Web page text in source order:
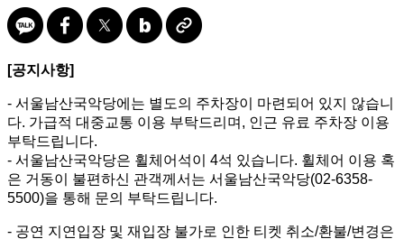
[공지사항]
- 서울남산국악당에는 별도의 주차장이 마련되어 있지 않습니
다. 가급적 대중교통 이용 부탁드리며, 인근 유료 주차장 이용
부탁드립니다.
- 서울남산국악당은 휠체어석이 4석 있습니다. 휠체어 이용 혹
은 거동이 불편하신 관객께서는 서울남산국악당(02-6358-
5500)을 통해 문의 부탁드립니다.
- 공연 지연입장 및 재입장 불가로 인한 티켓 취소/환불/변경은